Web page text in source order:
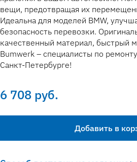
вещи, предотвращая их
Идеальна для моделей BMW,
безопасность перевозки.
качественный материал, быстрый
Bumwerk – специалисты по
Санкт-Петербурге!
6 708 руб.
Добавить в